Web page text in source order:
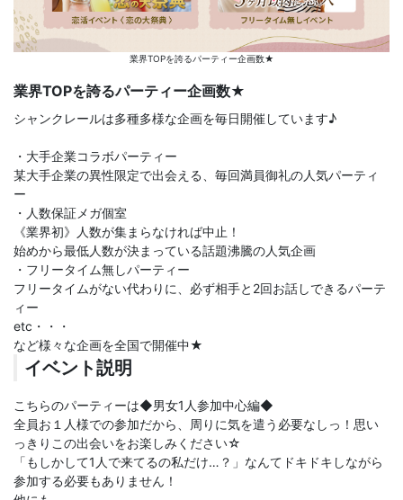
業界TOPを誇るパーティー企画数★
業界TOPを誇るパーティー企画数★
シャンクレールは多種多様な企画を毎日開催しています♪
・大手企業コラボパーティー
某大手企業の異性限定で出会える、毎回満員御礼の人気パーティ
ー
・人数保証メガ個室
《業界初》人数が集まらなければ中止！
始めから最低人数が決まっている話題沸騰の人気企画
・フリータイム無しパーティー
フリータイムがない代わりに、必ず相手と2回お話しできるパーテ
ィー
etc・・・
など様々な企画を全国で開催中★
イベント説明
こちらのパーティーは◆男女1人参加中心編◆
全員お１人様での参加だから、周りに気を遣う必要なしっ！思い
っきりこの出会いをお楽しみください☆
「もしかして1人で来てるの私だけ…？」なんてドキドキしながら
参加する必要もありません！